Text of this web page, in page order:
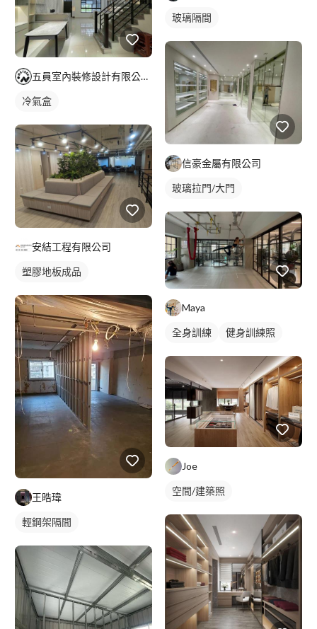
五員室內裝修設計有限公司/珈霏工程行
冷氣盒
安結工程有限公司
塑膠地板成品
王晧瑋
輕鋼架隔間
玻璃隔間
信豪金屬有限公司
玻璃拉門/大門
Maya
全身訓練 健身訓練照
Joe
空間/建築照